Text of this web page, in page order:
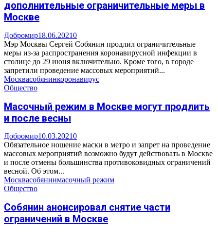
дополнительные ограничительные меры в
Москве
Добромир18.06.20210
Мэр Москвы Сергей Собянин продлил ограничительные
меры из-за распространения коронавирусной инфекции в
столице до 29 июня включительно. Кроме того, в городе
запретили проведение массовых мероприятий...
Москвасобянинкоронавирус
Общество
Масочный режим в Москве могут продлить
и после весны
Добромир10.03.20210
Обязательное ношение маски в метро и запрет на проведение
массовых мероприятий возможно будут действовать в Москве
и после отмены большинства противоковидных ограничений
весной. Об этом...
Москвасобянинмасочный режим
Общество
Собянин анонсировал снятие части
ограничений в Москве